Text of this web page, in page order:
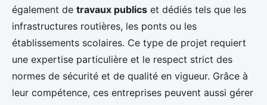
également de travaux publics et dédiés tels que les
infrastructures routières, les ponts ou les
établissements scolaires. Ce type de projet requiert
une expertise particulière et le respect strict des
normes de sécurité et de qualité en vigueur. Grâce à
leur compétence, ces entreprises peuvent aussi gérer